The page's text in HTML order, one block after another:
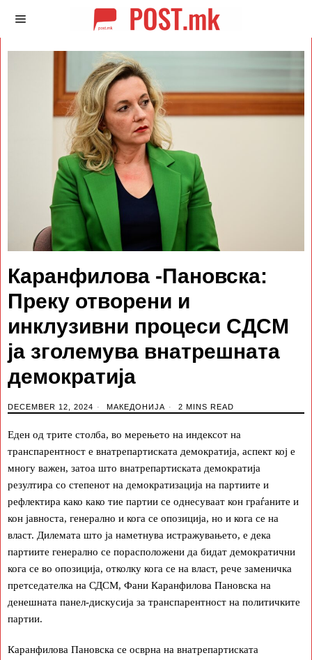
Каранфилова -Пановска:
Преку отворени и
инклузивни процеси СДСМ
ја зголемува внатрешната
демократија
DECEMBER 12, 2024 МАКЕДОНИЈА 2 MINS READ
Еден од трите столба, во мерењето на индексот на
транспарентност е внатрепартиската демократија, аспект кој е
многу важен, затоа што внатрепартиската демократија
резултира со степенот на демократизација на партиите и
рефлектира како како тие партии се однесуваат кон граѓаните и
кон јавноста, генерално и кога се опозиција, но и кога се на
власт. Дилемата што ја наметнува истражувањето, е дека
партиите генерално се порасположени да бидат демократични
кога се во опозиција, отколку кога се на власт, рече заменичка
претседателка на СДСМ, Фани Каранфилова Пановска на
денешната панел-дискусија за транспарентност на политичките
партии.
Каранфилова Пановска се осврна на внатрепартиската